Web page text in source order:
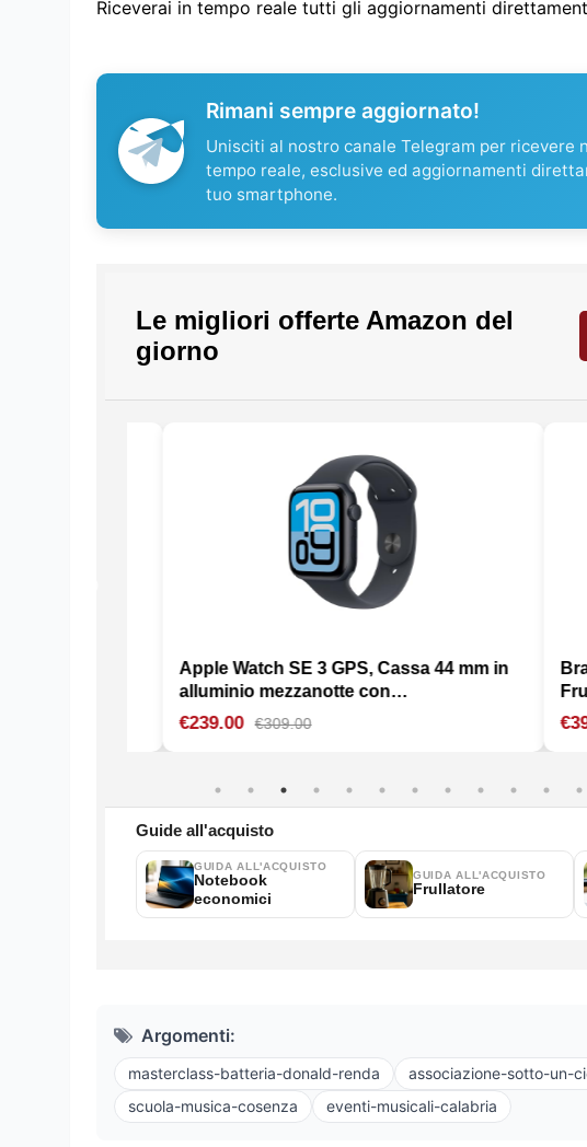
Riceverai in tempo reale tutti gli aggiornamenti
Rimani sempre aggiornato!
Unisciti al nostro canale Telegram per ricevere
tempo reale, esclusive ed aggiornamenti
tuo smartphone.
Argomenti:
masterclass-batteria-donald-renda associazione-sotto-un-
scuola-musica-cosenza
eventi-musicali-calabria